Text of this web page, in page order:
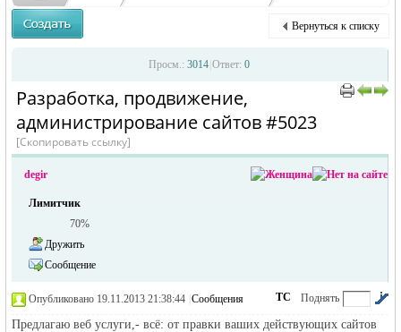
жизнь и
Объявления в Германии
›
Разработка, продвижение, администрирование сайтов
Вернуться к списку
Просм.: 3014 Ответ: 0
Разработка, продвижение,
администрирование сайтов #5023
[Скопировать ссылку]
degir
Лимитчик
70%
Дружить
Сообщение
Поднять
ТС
Опубликовано 19.11.2013 21:38:44 Сообщения
Предлагаю веб услуги,- всё: от правки ваших действующих сайтов